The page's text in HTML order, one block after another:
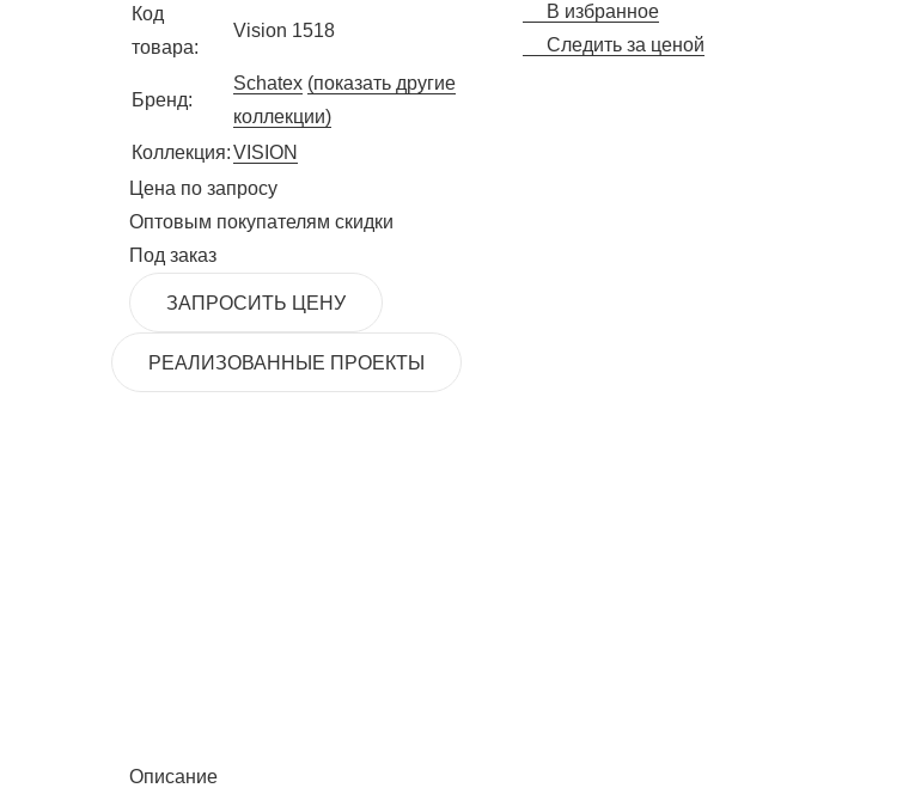
Код
товара:
Vision 1518
Бренд:
Schatex (показать другие
коллекции)
Коллекция:VISION
В избранное
Следить за ценой
Цена по запросу
Оптовым покупателям скидки
Под заказ
ЗАПРОСИТЬ ЦЕНУ
РЕАЛИЗОВАННЫЕ ПРОЕКТЫ
Описание